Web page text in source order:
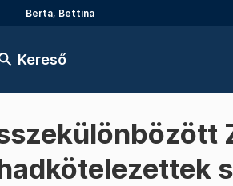
Berta, Bettina
Kereső